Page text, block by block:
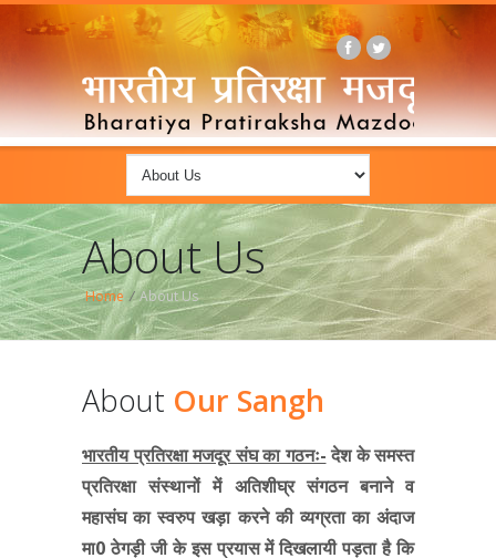
About Us
Home /About Us
About Our Sangh
भारतीय प्रतिरक्षा मजदूर संघ का गठनः-देश के समस्त
प्रतिरक्षा संस्थानों में अतिशीघ्र संगठन बनाने व
महासंघ का स्वरुप खड़ा करने की व्यग्रता का अंदाज
मा0 ठेगड़ी जी के इस प्रयास में दिखलायी पड़ता है कि